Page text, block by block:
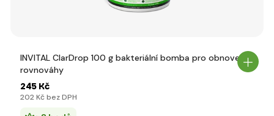
INVITAL ClarDrop 100 g bakteriální bomba pro obnovení
rovnováhy
245 Kč
202 Kč bez DPH